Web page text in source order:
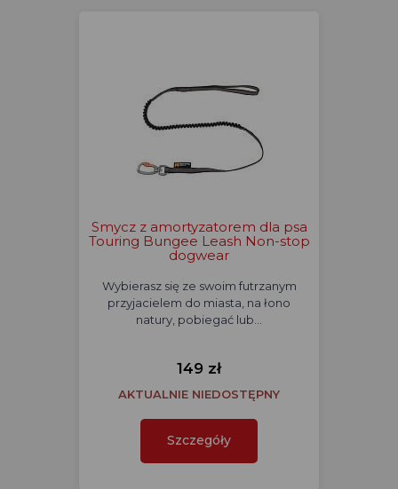
Smycz z amortyzatorem dla psa
Touring Bungee Leash Non-stop
dogwear
Wybierasz się ze swoim futrzanym
przyjacielem do miasta, na łono
natury, pobiegać lub…
149 zł
AKTUALNIE NIEDOSTĘPNY
Szczegóły